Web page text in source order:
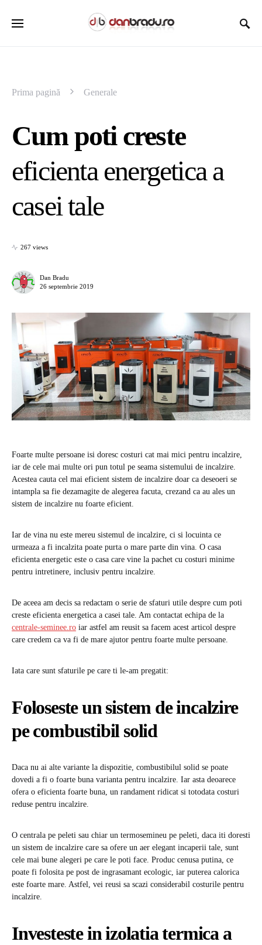
Prima pagină Generale
Cum poti creste
eficienta energetica a
casei tale
267 views
Dan Bradu
26 septembrie 2019
Foarte multe persoane isi doresc costuri cat mai mici pentru incalzire,
iar de cele mai multe ori pun totul pe seama sistemului de incalzire.
Acestea cauta cel mai eficient sistem de incalzire doar ca deseoeri se
intampla sa fie dezamagite de alegerea facuta, crezand ca au ales un
sistem de incalzire nu foarte eficient.
Iar de vina nu este mereu sistemul de incalzire, ci si locuinta ce
urmeaza a fi incalzita poate purta o mare parte din vina. O casa
eficienta energetic este o casa care vine la pachet cu costuri minime
pentru intretinere, inclusiv pentru incalzire.
De aceea am decis sa redactam o serie de sfaturi utile despre cum poti
creste eficienta energetica a casei tale. Am contactat echipa de la
centrale-seminee.ro iar astfel am reusit sa facem acest articol despre
care credem ca va fi de mare ajutor pentru foarte multe persoane.
Iata care sunt sfaturile pe care ti le-am pregatit:
Foloseste un sistem de incalzire
pe combustibil solid
Daca nu ai alte variante la dispozitie, combustibilul solid se poate
dovedi a fi o foarte buna varianta pentru incalzire. Iar asta deoarece
ofera o eficienta foarte buna, un randament ridicat si totodata costuri
reduse pentru incalzire.
O centrala pe peleti sau chiar un termosemineu pe peleti, daca iti doresti
un sistem de incalzire care sa ofere un aer elegant incaperii tale, sunt
cele mai bune alegeri pe care le poti face. Produc cenusa putina, ce
poate fi folosita pe post de ingrasamant ecologic, iar puterea calorica
este foarte mare. Astfel, vei reusi sa scazi considerabil costurile pentru
incalzire.
Investeste in izolatia termica a